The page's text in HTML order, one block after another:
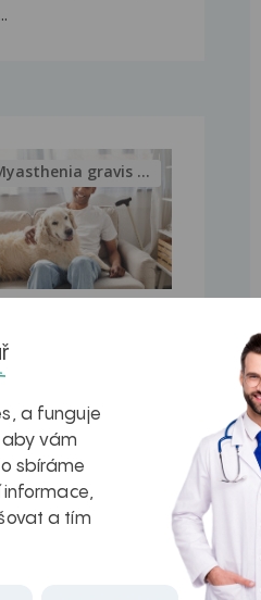
–
pro ty,
ji...
Myasthenia gravis – vše, co...
a funguje
aby vám
sbíráme
informace,
a tím